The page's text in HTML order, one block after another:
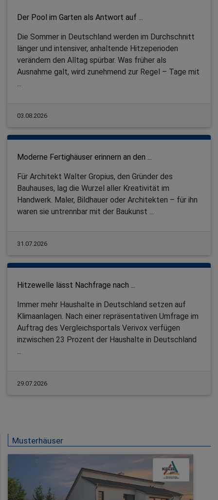
Der Pool im Garten als Antwort auf ...
Die Sommer in Deutschland werden im Durchschnitt
länger und intensiver, anhaltende Hitzeperioden
verändern den Alltag spürbar. Was früher als
Ausnahme galt, wird zunehmend zur Regel – Tage mit
03.08.2026
Moderne Fertighäuser erinnern an den ...
Für Architekt Walter Gropius, den Gründer des
Bauhauses, lag die Wurzel aller Kreativität im
Handwerk. Maler, Bildhauer oder Architekten – für ihn
waren sie untrennbar mit der Baukunst ...
31.07.2026
Hitzewelle lässt Nachfrage nach ...
Immer mehr Haushalte in Deutschland setzen auf
Klimaanlagen. Nach einer repräsentativen Umfrage im
Auftrag des Vergleichsportals Verivox verfügen
inzwischen 23 Prozent der Haushalte in Deutschland
29.07.2026
Musterhäuser